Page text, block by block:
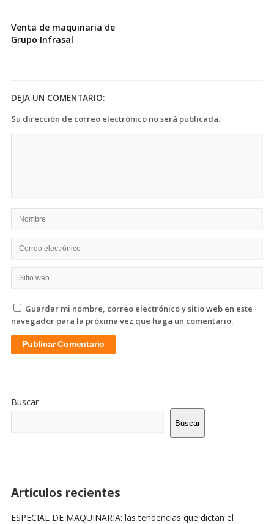
Venta de maquinaria de
Grupo Infrasal
DEJA UN COMENTARIO:
Su dirección de correo electrónico no será publicada.
Guardar mi nombre, correo electrónico y sitio web en este
navegador para la próxima vez que haga un comentario.
La
Lateral
Buscar
Buscar
Artículos recientes
ESPECIAL DE MAQUINARIA: las tendencias que dictan el